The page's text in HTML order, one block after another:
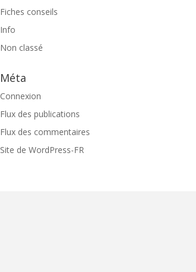
Fiches conseils
Info
Non classé
Méta
Connexion
Flux des publications
Flux des commentaires
Site de WordPress-FR